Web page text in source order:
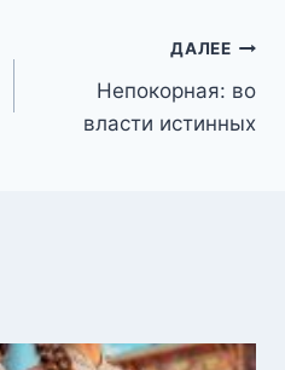
ДАЛЕЕ
Непокорная: во
власти истинных